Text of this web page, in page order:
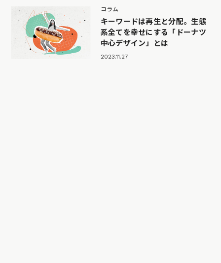
コラム
キーワードは再生と分配。生態
系全てを幸せにする「ドーナツ
中心デザイン」とは
2023.11.27